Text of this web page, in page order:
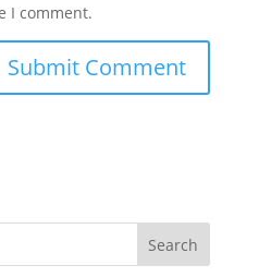
I comment.
Search